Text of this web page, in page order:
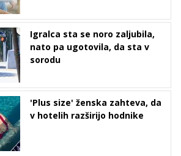
Igralca sta se noro zaljubila,
nato pa ugotovila, da sta v
sorodu
'Plus size' ženska zahteva, da
v hotelih razširijo hodnike